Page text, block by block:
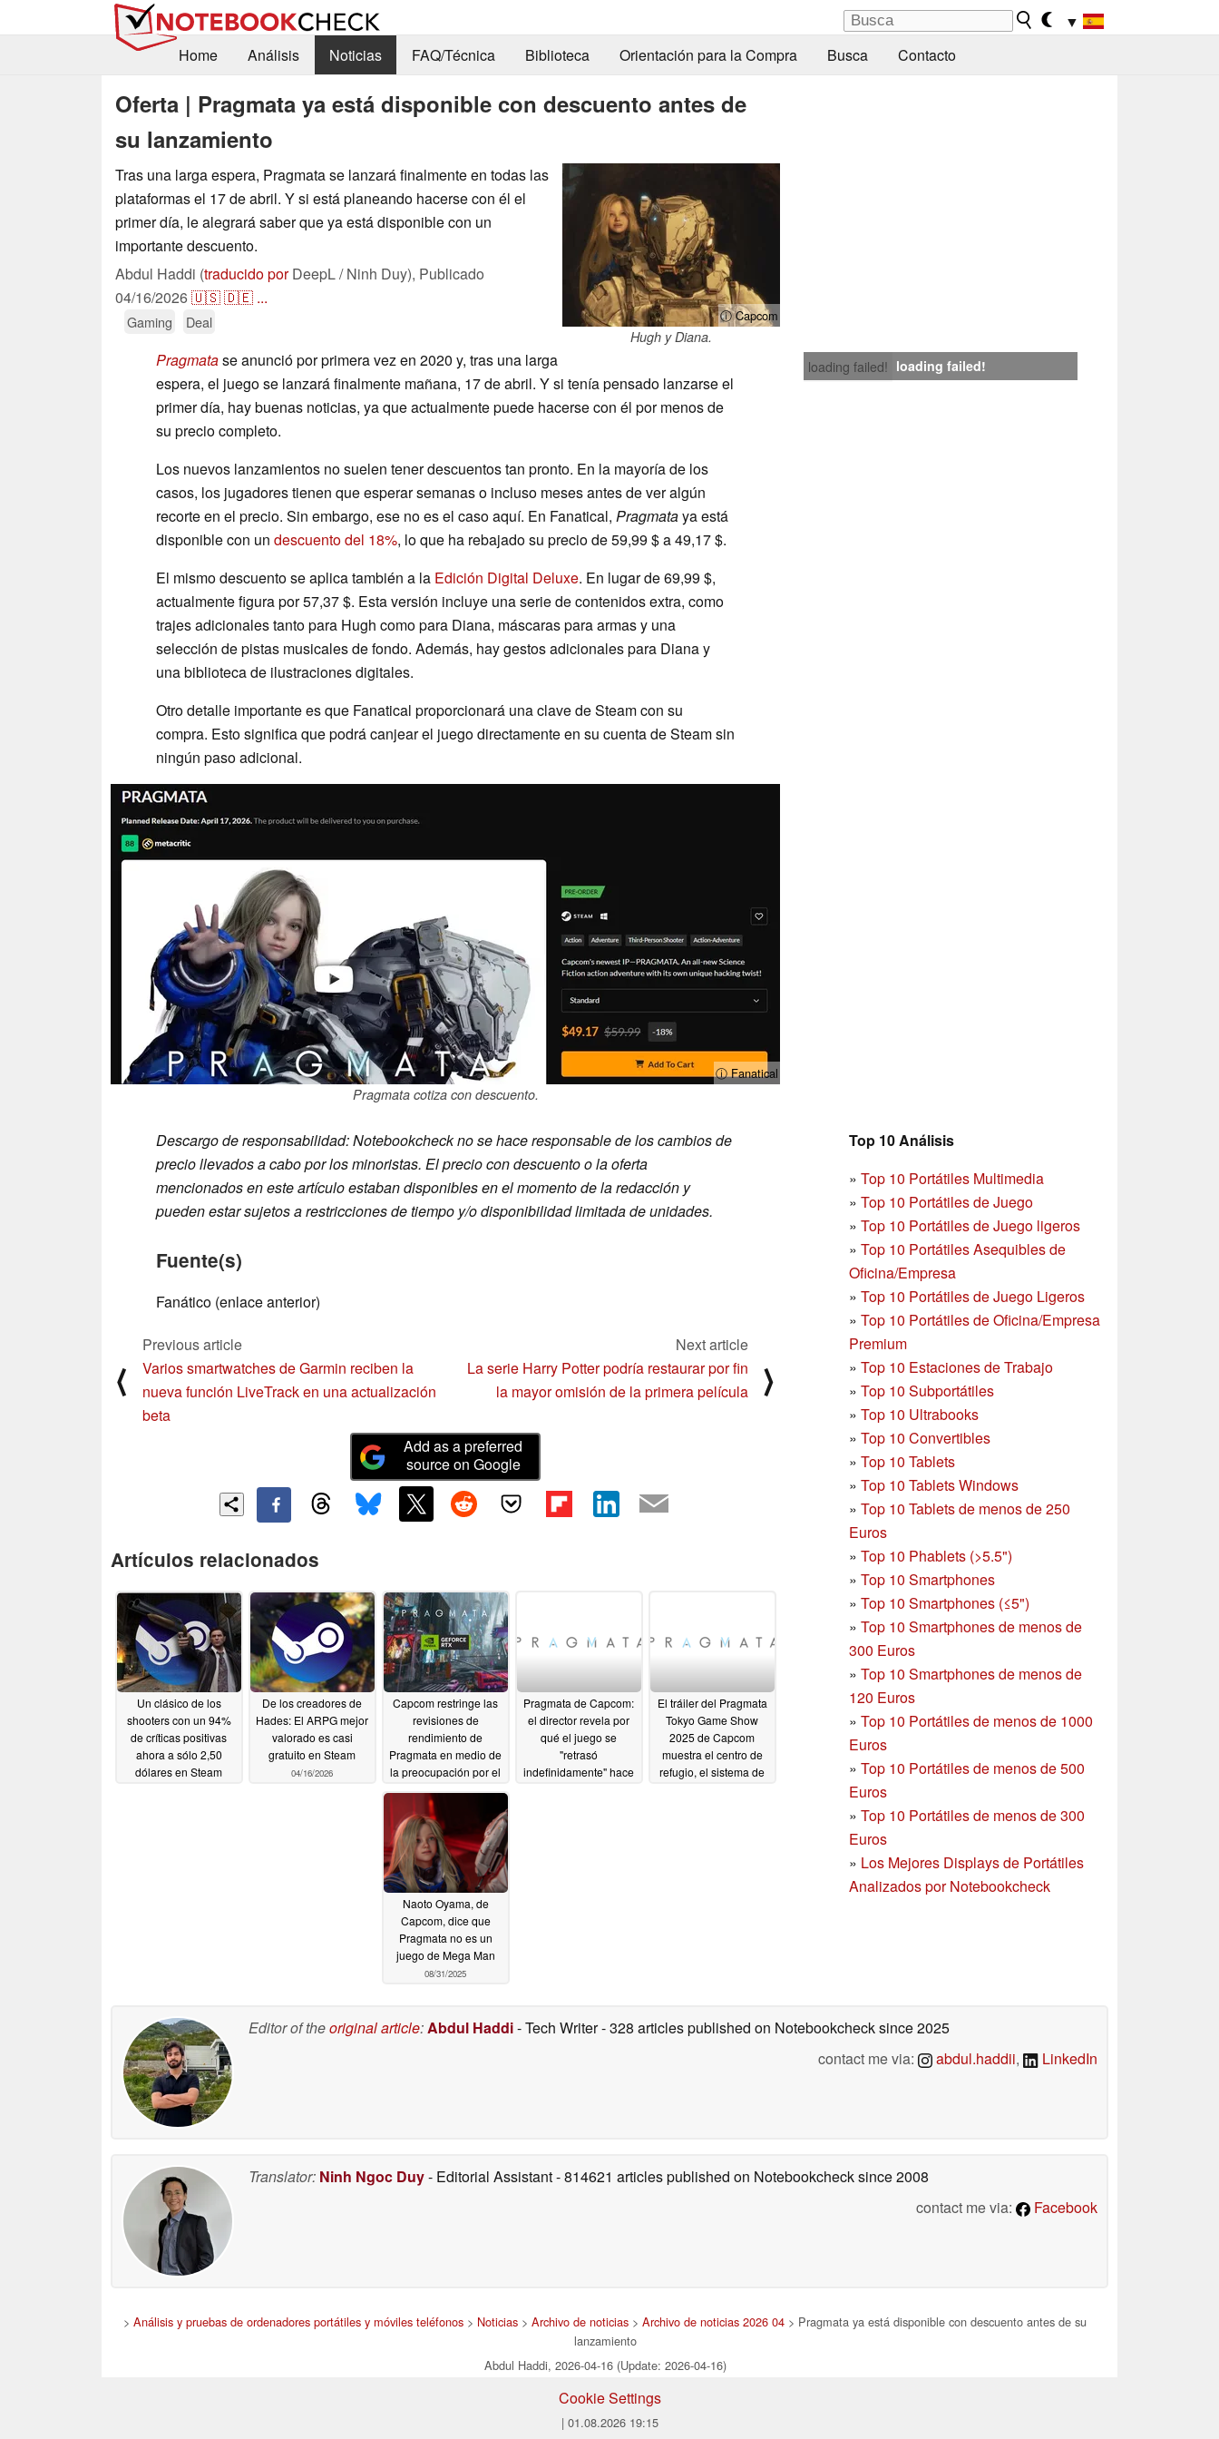
▼
Home
Análisis Noticias FAQ/Técnica Biblioteca Orientación para la Compra Busca Contacto
Oferta | Pragmata ya está disponible con descuento antes de
su lanzamiento
ⓘ Capcom
Hugh y Diana.
Tras una larga espera, Pragmata se lanzará finalmente en todas las
plataformas el 17 de abril. Y si está planeando hacerse con él el
primer día, le alegrará saber que ya está disponible con un
importante descuento.
Abdul Haddi (traducido porDeepL / Ninh Duy), Publicado
04/16/2026🇺🇸🇩🇪 ...
Gaming Deal
loading failed! loading failed!
Pragmatase anunció por primera vez en 2020 y, tras una larga
espera, el juego se lanzará finalmente mañana, 17 de abril. Y si tenía pensado lanzarse el
primer día, hay buenas noticias, ya que actualmente puede hacerse con él por menos de
su precio completo.
Los nuevos lanzamientos no suelen tener descuentos tan pronto. En la mayoría de los
casos, los jugadores tienen que esperar semanas o incluso meses antes de ver algún
recorte en el precio. Sin embargo, ese no es el caso aquí. En Fanatical, Pragmataya está
disponible con un descuento del 18%, lo que ha rebajado su precio de 59,99 $ a 49,17 $.
El mismo descuento se aplica también a la Edición Digital Deluxe. En lugar de 69,99 $,
actualmente figura por 57,37 $. Esta versión incluye una serie de contenidos extra, como
trajes adicionales tanto para Hugh como para Diana, máscaras para armas y una
selección de pistas musicales de fondo. Además, hay gestos adicionales para Diana y
una biblioteca de ilustraciones digitales.
Otro detalle importante es que Fanatical proporcionará una clave de Steam con su
compra. Esto significa que podrá canjear el juego directamente en su cuenta de Steam sin
ningún paso adicional.
ⓘ Fanatical
Pragmata cotiza con descuento.
Top 10 Análisis
» Top 10 Portátiles Multimedia
» Top 10 Portátiles de Juego
» Top 10 Portátiles de Juego ligeros
» Top 10 Portátiles Asequibles de
Oficina/Empresa
» Top 10 Portátiles de Juego Ligeros
» Top 10 Portátiles de Oficina/Empresa
Premium
» Top 10 Estaciones de Trabajo
» Top 10 Subportátiles
» Top 10 Ultrabooks
» Top 10 Convertibles
» Top 10 Tablets
» Top 10 Tablets Windows
» Top 10 Tablets de menos de 250
Euros
» Top 10 Phablets (>5.5")
» Top 10 Smartphones
» Top 10 Smartphones (≤5")
» Top 10 Smartphones de menos de
300 Euros
» Top 10 Smartphonesde menos de
120 Euros
» Top 10 Portátiles de menos de 1000
Euros
» Top 10 Portátiles de menos de 500
Euros
» Top 10 Portátiles de menos de 300
Euros
» Los Mejores Displays de Portátiles
Analizados por Notebookcheck
Descargo de responsabilidad: Notebookcheck no se hace responsable de los cambios de
precio llevados a cabo por los minoristas. El precio con descuento o la oferta
mencionados en este artículo estaban disponibles en el momento de la redacción y
pueden estar sujetos a restricciones de tiempo y/o disponibilidad limitada de unidades.
Fuente(s)
Fanático (enlace anterior)
⟨
Previous article
Varios smartwatches de Garmin reciben la
nueva función LiveTrack en una actualización
beta
Next article
La serie Harry Potter podría restaurar por fin
la mayor omisión de la primera película
⟩
Add as a preferred
source on Google
Artículos relacionados
Un clásico de los
shooters con un 94%
de críticas positivas
ahora a sólo 2,50
dólares en Steam
De los creadores de
Hades: El ARPG mejor
valorado es casi
gratuito en Steam
04/16/2026
Capcom restringe las
revisiones de
rendimiento de
Pragmata en medio de
la preocupación por el
GPU
Pragmata de Capcom:
el director revela por
qué el juego se
"retrasó
indefinidamente" hace
El tráiler del Pragmata
Tokyo Game Show
2025 de Capcom
muestra el centro de
refugio, el sistema de
Naoto Oyama, de
Capcom, dice que
Pragmata no es un
juego de Mega Man
08/31/2025
Editor of theoriginal article:Abdul Haddi- Tech Writer- 328 articles published on Notebookchecksince 2025
contact me via:
abdul.haddii, LinkedIn
Translator: Ninh Ngoc Duy- Editorial Assistant- 814621 articles published on Notebookchecksince 2008
contact me via:
Facebook
> Análisis y pruebas de ordenadores portátiles y móviles teléfonos > Noticias > Archivo de noticias > Archivo de noticias 2026 04 > Pragmata ya está disponible con descuento antes de su
lanzamiento
Abdul Haddi, 2026-04-16 (Update: 2026-04-16)
Cookie Settings
| 01.08.2026 19:15